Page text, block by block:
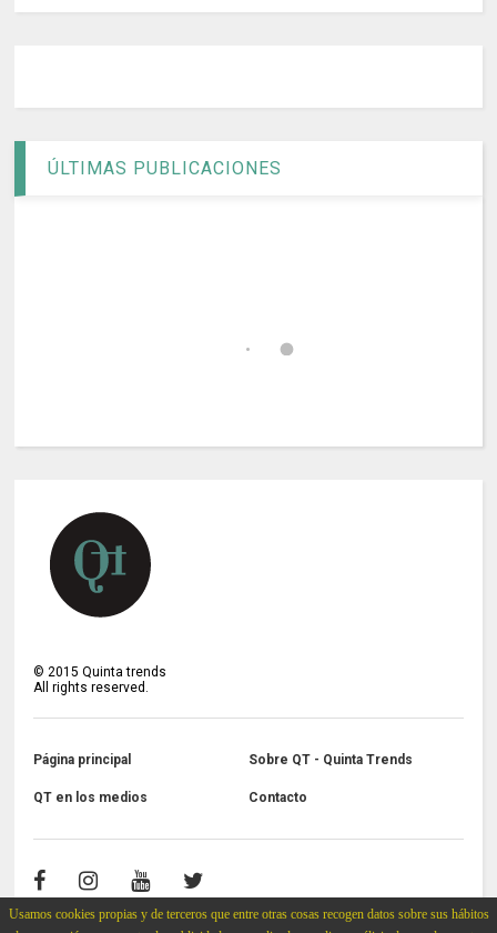
Usamos cookies propias y de terceros que entre otras cosas recogen datos sobre sus hábitos
ÚLTIMAS PUBLICACIONES
©2015 Quinta trends
All rights reserved.
Página principal Sobre QT - Quinta Trends
QT en los medios Contacto